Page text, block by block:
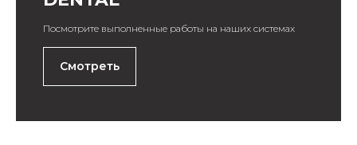
Посмотрите выполненные работы на наших системах
Смотреть